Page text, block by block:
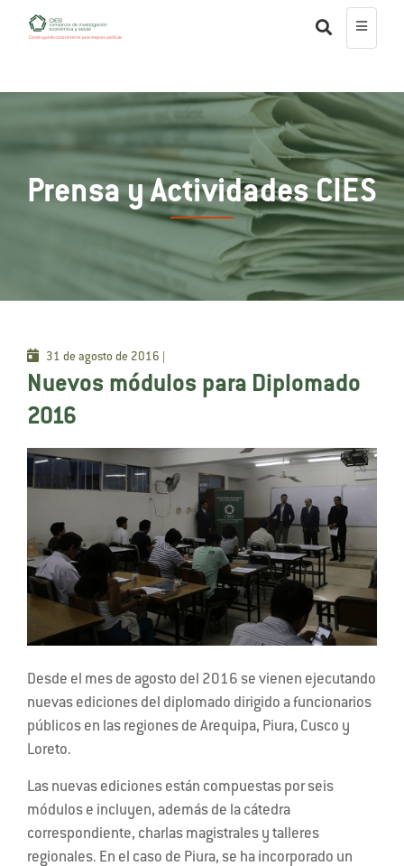
Prensa y Actividades CIES
31 de agosto de 2016 |
Nuevos módulos para Diplomado
2016
Desde el mes de agosto del 2016 se vienen ejecutando
nuevas ediciones del diplomado dirigido a funcionarios
públicos en las regiones de Arequipa, Piura, Cusco y
Loreto.
Las nuevas ediciones están compuestas por seis
módulos e incluyen, además de la cátedra
correspondiente, charlas magistrales y talleres
regionales. En el caso de Piura, se ha incorporado un